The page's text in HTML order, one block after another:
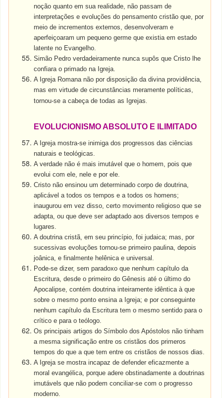
noção quanto em sua realidade, não passam de
interpretações e evoluções do pensamento cristão que, por
meio de incrementos externos, desenvolveram e
aperfeiçoaram um pequeno germe que existia em estado
latente no Evangelho.
Simão Pedro verdadeiramente nunca supôs que Cristo lhe
confiara o primado na Igreja.
A Igreja Romana não por disposição da divina providência,
mas em virtude de circunstâncias meramente políticas,
tornou-se a cabeça de todas as Igrejas
EVOLUCIONISMO ABSOLUTO E ILIMITADO
A Igreja mostra-se inimiga dos progressos das ciências
naturais e teológicas.
A verdade não é mais imutável que o homem, pois que
evolui com ele, nele e por ele.
Cristo não ensinou um determinado corpo de doutrina,
aplicável a todos os tempos e a todos os homens;
inaugurou em vez disso, certo movimento religioso que se
adapta, ou que deve ser adaptado aos diversos tempos e
lugares.
A doutrina cristã, em seu princípio, foi judaica; mas, por
sucessivas evoluções tornou-se primeiro paulina, depois
joânica, e finalmente helênica e universal.
Pode-se dizer, sem paradoxo que nenhum capítulo da
Escritura, desde o primeiro do Gênesis até o último do
Apocalipse, contém doutrina inteiramente idêntica à que
sobre o mesmo ponto ensina a Igreja; e por conseguinte
nenhum capítulo da Escritura tem o mesmo sentido para o
crítico e para o teólogo.
Os principais artigos do Símbolo dos Apóstolos não tinham
a mesma significação entre os cristãos dos primeros
tempos do que a que tem entre os cristãos de nossos dias.
A Igreja se mostra incapaz de defender eficazmente a
moral evangélica, porque adere obstinadamente a doutrinas
imutávels que não podem conciliar-se com o progresso
moderno.